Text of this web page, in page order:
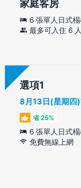
家庭客房
6 張單人日式
最多可入住 6
選項
8月13日(星期四
省 25%
6 張單人日式
免費無線上網